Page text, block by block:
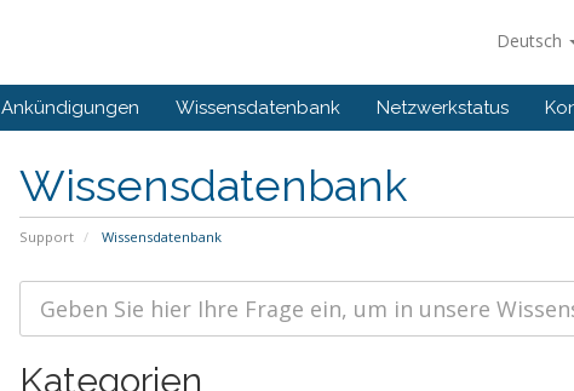
Deutsch
Ankündigungen Wissensdatenbank Netzwerkstatus
Wissensdatenbank
Support Wissensdatenbank
Kategorien